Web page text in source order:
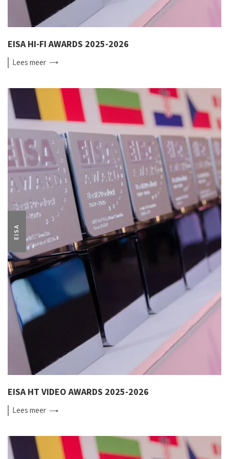
EISA HI-FI AWARDS 2025-2026
Leesmeer
EISA
EISA HT VIDEO AWARDS 2025-2026
Leesmeer